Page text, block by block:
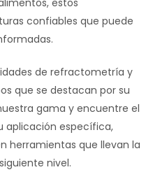
estos
confiables que puede
de refractometría y
que se destacan por su
gama y encuentre el
específica,
herramientas que llevan la
nivel.